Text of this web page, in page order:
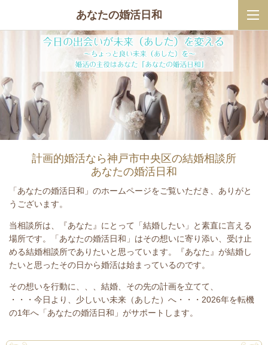
あなたの婚活日和
計画的婚活なら神戸市中央区の結婚相談所
あなたの婚活日和
「あなたの婚活日和」のホームページをご覧いただき、ありがと
うございます。
当相談所は、『あなた』にとって「結婚したい」と素直に言える
場所です。「あなたの婚活日和」はその想いに寄り添い、受け止
める結婚相談所でありたいと思っています。『あなた』が結婚し
たいと思ったその日から婚活は始まっているのです。
その想いを行動に、、、結婚、その先の計画を立てて、
・・・今日より、少しいい未来（あした ）へ・・・ 2026年を転機
の1年へ「あなたの婚活日和」がサポートします。